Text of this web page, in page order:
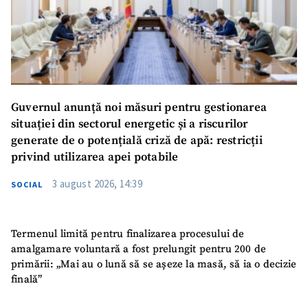
Guvernul anunță noi măsuri pentru gestionarea
situației din sectorul energetic și a riscurilor
generate de o potențială criză de apă: restricții
privind utilizarea apei potabile
SOCIAL 3 august 2026, 14:39
Termenul limită pentru finalizarea procesului de
amalgamare voluntară a fost prelungit pentru 200 de
primării: „Mai au o lună să se așeze la masă, să ia o decizie
finală”